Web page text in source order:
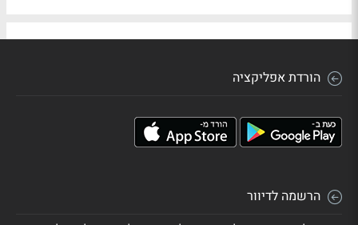
הורדת אפליקציה
הרשמה לדיוור